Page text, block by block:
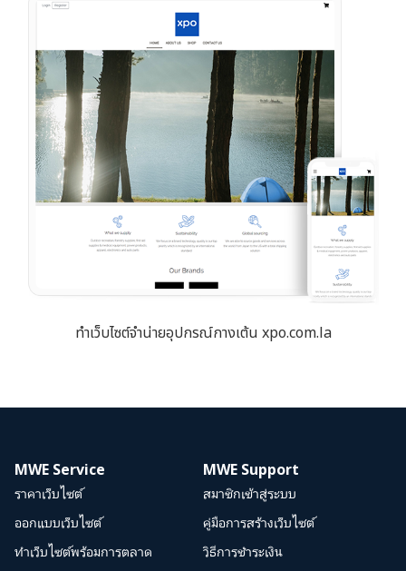
ทำเว็บไซต์จำน่ายอุปกรณ์กางเต้น xpo.com.la
MWE Service
ราคาเว็บไซต์
ออกแบบเว็บไซต์
ทำเว็บไซต์พร้อมการตลาด
MWE Support
สมาชิกเข้าสู่ระบบ
คู่มือการสร้างเว็บไซต์
วิธีการชำระเงิน